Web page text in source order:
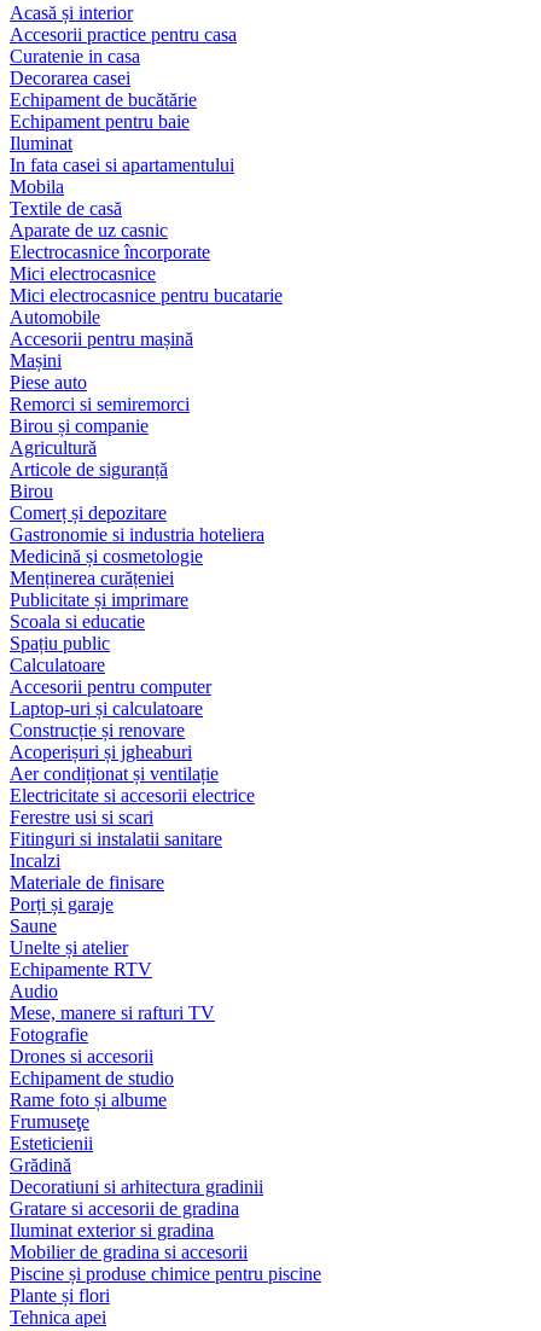
Acasă și interior
Accesorii practice pentru casa
Curatenie in casa
Decorarea casei
Echipament de bucătărie
Echipament pentru baie
Iluminat
In fata casei si apartamentului
Mobila
Textile de casă
Aparate de uz casnic
Electrocasnice încorporate
Mici electrocasnice
Mici electrocasnice pentru bucatarie
Automobile
Accesorii pentru mașină
Mașini
Piese auto
Remorci si semiremorci
Birou și companie
Agricultură
Articole de siguranță
Birou
Comerț și depozitare
Gastronomie si industria hoteliera
Medicină și cosmetologie
Menținerea curățeniei
Publicitate și imprimare
Scoala si educatie
Spațiu public
Calculatoare
Accesorii pentru computer
Laptop-uri și calculatoare
Construcție și renovare
Acoperișuri și jgheaburi
Aer condiționat și ventilație
Electricitate si accesorii electrice
Ferestre usi si scari
Fitinguri si instalatii sanitare
Incalzi
Materiale de finisare
Porți și garaje
Saune
Unelte și atelier
Echipamente RTV
Audio
Mese, manere si rafturi TV
Fotografie
Drones si accesorii
Echipament de studio
Rame foto și albume
Frumuseţe
Esteticienii
Grădină
Decoratiuni si arhitectura gradinii
Gratare si accesorii de gradina
Iluminat exterior si gradina
Mobilier de gradina si accesorii
Piscine și produse chimice pentru piscine
Plante și flori
Tehnica apei